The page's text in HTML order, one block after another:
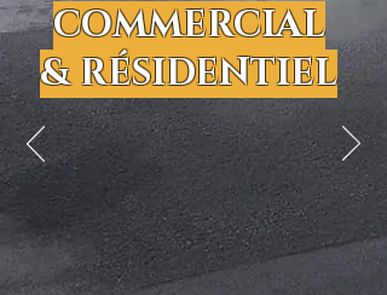
COMMERCIAL
& RÉSIDENTIEL